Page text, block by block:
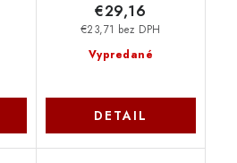
Vypredané
€23,71 bez DPH
€29,16
DETAIL